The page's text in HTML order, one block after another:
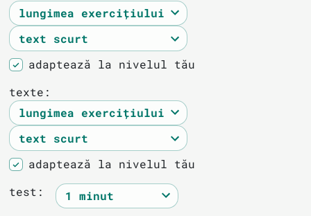
adaptează la nivelul tău
texte:
adaptează la nivelul tău
test: